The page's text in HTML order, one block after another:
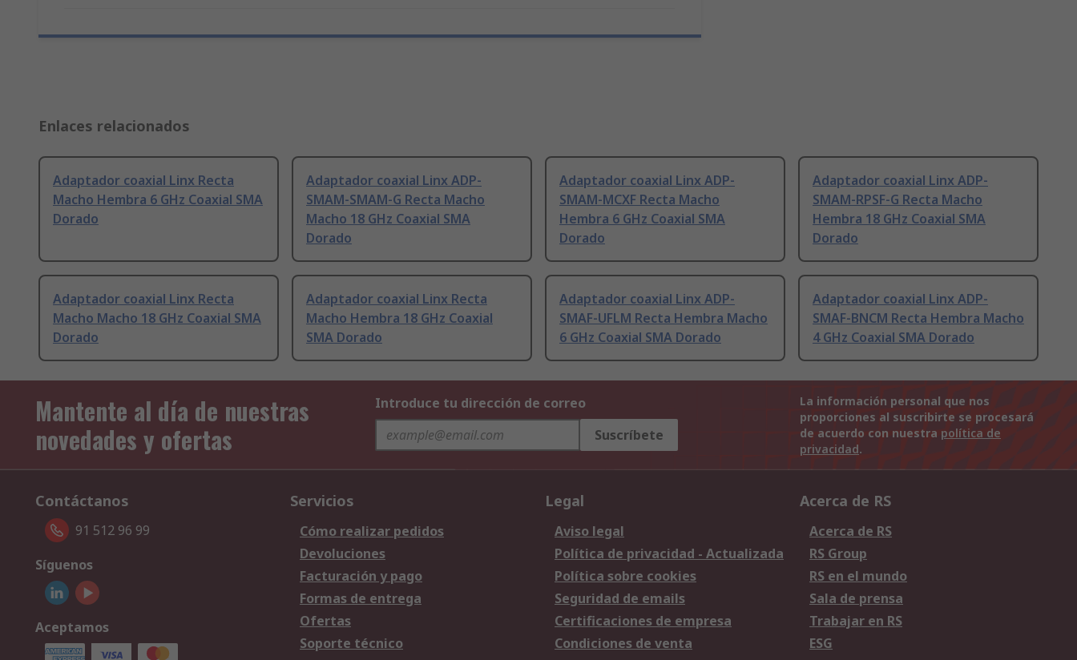
Enlaces relacionados
Adaptador coaxial Linx Recta
Macho Hembra 6 GHz Coaxial SMA
Dorado
Adaptador coaxial Linx ADP-
SMAM-SMAM-G Recta Macho
Macho 18 GHz Coaxial SMA
Dorado
Adaptador coaxial Linx ADP-
SMAM-MCXF Recta Macho
Hembra 6 GHz Coaxial SMA
Dorado
Adaptador coaxial Linx ADP-
SMAM-RPSF-G Recta Macho
Hembra 18 GHz Coaxial SMA
Dorado
Adaptador coaxial Linx Recta
Macho Macho 18 GHz Coaxial SMA
Dorado
Adaptador coaxial Linx Recta
Macho Hembra 18 GHz Coaxial
SMA Dorado
Adaptador coaxial Linx ADP-
SMAF-UFLM Recta Hembra Macho
6 GHz Coaxial SMA Dorado
Adaptador coaxial Linx ADP-
SMAF-BNCM Recta Hembra Macho
4 GHz Coaxial SMA Dorado
Mantente al día de nuestras
novedades y ofertas
Introduce tu dirección de correo
Suscríbete
La información personal que nos
proporciones al suscribirte se procesará
de acuerdo con nuestra política de
privacidad.
Contáctanos
91 512 96 99
Síguenos
Aceptamos
Servicios
Cómo realizar pedidos
Devoluciones
Facturación y pago
Formas de entrega
Ofertas
Soporte técnico
Legal
Aviso legal
Política de privacidad - Actualizada
Política sobre cookies
Seguridad de emails
Certificaciones de empresa
Condiciones de venta
Acerca de RS
Acerca de RS
RS Group
RS en el mundo
Sala de prensa
Trabajar en RS
ESG